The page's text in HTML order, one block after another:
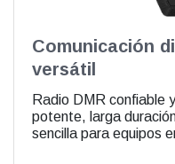
Comunicación
versátil
Radio DMR confiable
potente, larga
sencilla para equipos